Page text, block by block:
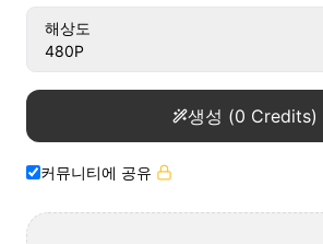
해상도
480P
생성 (0 Credits)
커뮤니티에 공유